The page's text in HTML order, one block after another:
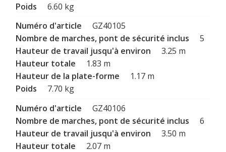
6.60 kg
GZ40105
5
3.25 m
1.83 m
1.17 m
7.70 kg
GZ40106
6
3.50 m
2.07 m